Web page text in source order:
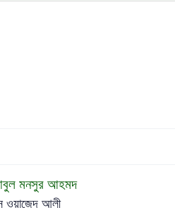
মনসুর আহমদ
ওয়াজেদ আলী